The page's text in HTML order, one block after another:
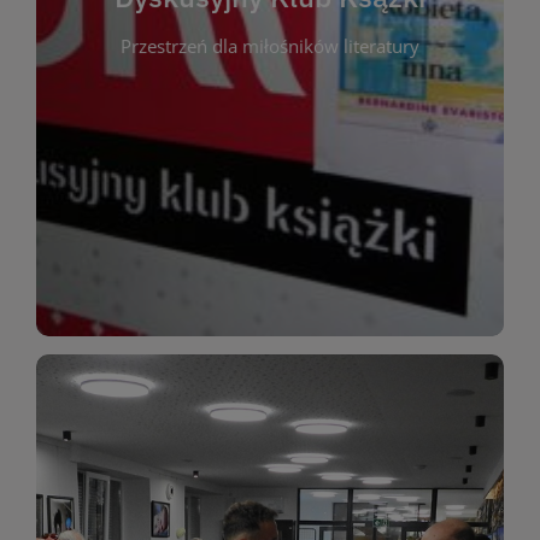
Przestrzeń dla miłośników literatury
Dyskusyjny Klub Ksążki
Dyskusyjny Klub Książki to przestrzeń dla
miłośników literatury, którzy lubią dzielić się
opiniami i emocjami po lekturze. Spotykamy się
regularnie, by rozmawiać o wybranych tytułach z
różnych gatunków literackich. Każde spotkanie to
okazja do inspirującej dyskusji, wymiany
miłośników estetycznych doznań!
WIĘCEJ